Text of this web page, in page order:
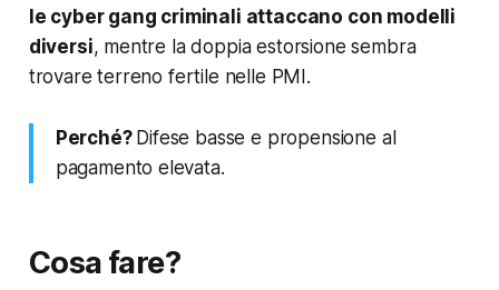
le cyber gang criminali attaccano con modelli
diversi, mentre la doppia estorsione sembra
trovare terreno fertile nelle PMI.
Perché? Difese basse e propensione al
pagamento elevata.
Cosa fare?